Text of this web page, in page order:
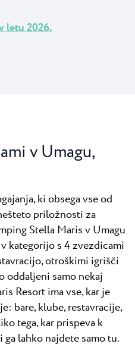
letu 2026.
v Umagu,
ki obsega vse od
priložnosti za
Stella Maris v Umagu
kategorijo s 4 zvezdicami
otroškimi igrišči
oddaljeni samo nekaj
Resort ima vse, kar je
bare, klube, restavracije,
tega, kar prispeva k
lahko najdete samo tu.